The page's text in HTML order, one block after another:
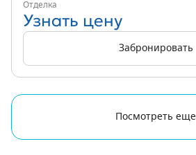
Отделка
Узнать цену
Забронировать
Посмотреть еще